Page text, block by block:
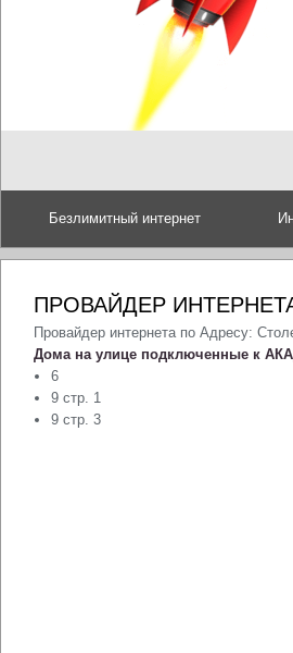
Безлимитный интернет
ПРОВАЙДЕР
Провайдер интернета по Адресу:
Дома на улице подключенные к
6
9 стр. 1
9 стр. 3